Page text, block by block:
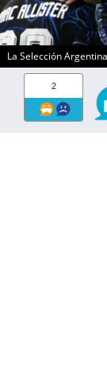
La Selección
2